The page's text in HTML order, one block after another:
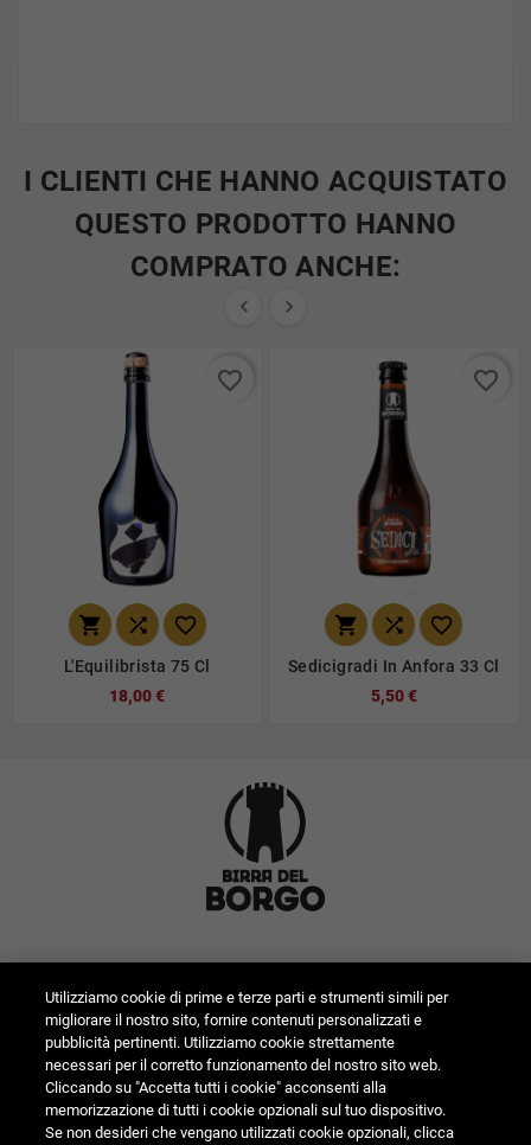
I CLIENTI CHE HANNO ACQUISTATO
QUESTO PRODOTTO HANNO
COMPRATO ANCHE:
 
  
L'Equilibrista 75 Cl
18,00 €
favorite_border
  
Sedicigradi In Anfora 33 Cl
5,50 €
favorite_border
Informazioni Negozio
Categorie
Birra Del Borgo
Utilizziamo cookie di prime e terze parti e strumenti simili per
migliorare il nostro sito, fornire contenuti personalizzati e
pubblicità pertinenti. Utilizziamo cookie strettamente
necessari per il corretto funzionamento del nostro sito web.
Cliccando su "Accetta tutti i cookie" acconsenti alla
memorizzazione di tutti i cookie opzionali sul tuo dispositivo.
Se non desideri che vengano utilizzati cookie opzionali, clicca